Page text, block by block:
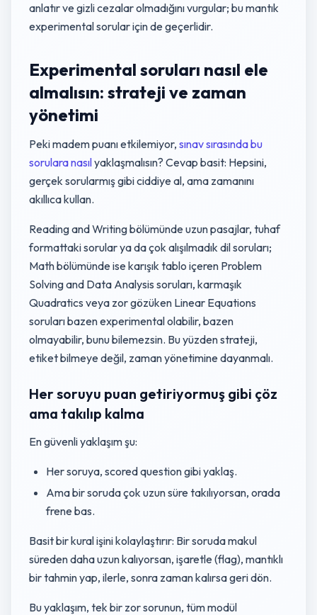
anlatır ve gizli cezalar olmadığını vurgular; bu mantık
experimental sorular için de geçerlidir.
Experimental soruları nasıl ele
almalısın: strateji ve zaman
yönetimi
Peki madem puanı etkilemiyor, sınav sırasında bu
sorulara nasılyaklaşmalısın? Cevap basit: Hepsini,
gerçek sorularmış gibi ciddiye al, ama zamanını
akıllıca kullan.
Reading and Writing bölümünde uzun pasajlar, tuhaf
formattaki sorular ya da çok alışılmadık dil soruları;
Math bölümünde ise karışık tablo içeren Problem
Solving and Data Analysis soruları, karmaşık
Quadratics veya zor gözüken Linear Equations
soruları bazen experimental olabilir, bazen
olmayabilir, bunu bilemezsin. Bu yüzden strateji,
etiket bilmeye değil, zaman yönetimine dayanmalı.
Her soruyu puan getiriyormuş gibi çöz
ama takılıp kalma
En güvenli yaklaşım şu:
Her soruya, scored question gibi yaklaş.
Ama bir soruda çok uzun süre takılıyorsan, orada
frene bas.
Basit bir kural işini kolaylaştırır: Bir soruda makul
süreden daha uzun kalıyorsan, işaretle (flag), mantıklı
bir tahmin yap, ilerle, sonra zaman kalırsa geri dön.
Bu yaklaşım, tek bir zor sorunun, tüm modül